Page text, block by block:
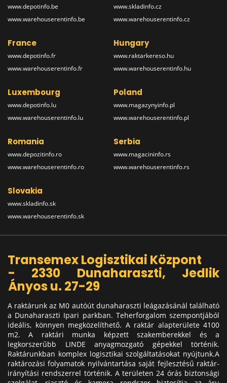
www.depotinfo.be
www.warehouserentinfo.be
www.skladinfo.cz
www.warehouserentinfo.cz
France
www.depotinfo.fr
www.warehouserentinfo.fr
Hungary
www.raktarkereso.hu
www.warehouserentinfo.hu
Luxembourg
www.depotinfo.lu
www.warehouserentinfo.lu
Poland
www.magazynyinfo.pl
www.warehouserentinfo.pl
Romania
www.depozitinfo.ro
www.warehouserentinfo.ro
Serbia
www.magacininfo.rs
www.warehouserentinfo.rs
Slovakia
www.skladinfo.sk
www.warehouserentinfo.sk
Transemex Logisztikai Központ
- 2330 Dunaharaszti, Jedlik
Ányos u. 27-29
A raktárunk az M0 autóút dunaharaszti leágazásánál található
a Dunaharaszti Ipari parkban. Teherforgalom szempontjából
ideális, könnyen megközelíthető. A raktár alapterülete 4100
m2. A raktári munka képzett szakemberekkel és a
legkorszerűbb LINDE anyagmozgató gépekkel történik.
Raktárunkban komplex logisztikai szolgáltatásokat nyújtunk.A
raktározási folyamatok nyilvántartása saját fejlesztésű raktár-
irányítási rendszerrel történik. A területen 24 órás biztonsági